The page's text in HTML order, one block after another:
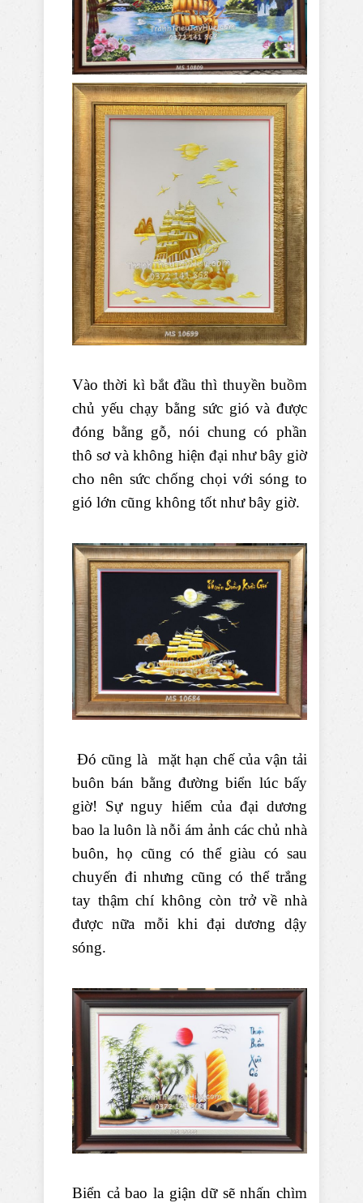
Vào thời kì bắt đầu thì thuyền buồm
chủ yếu chạy bằng sức gió và được
đóng bằng gỗ, nói chung có phần
thô sơ và không hiện đại như bây giờ
cho nên sức chống chọi với sóng to
gió lớn cũng không tốt như bây giờ.
Đó cũng là mặt hạn chế của vận tải
buôn bán bằng đường biển lúc bấy
giờ! Sự nguy hiểm của đại dương
bao la luôn là nỗi ám ảnh các chủ nhà
buôn, họ cũng có thể giàu có sau
chuyến đi nhưng cũng có thể trắng
tay thậm chí không còn trở về nhà
được nữa mỗi khi đại dương dậy
sóng.
Biển cả bao la giận dữ sẽ nhấn chìm